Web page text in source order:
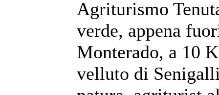
Agriturismo
verde, appena
Monterado, a 10
velluto di